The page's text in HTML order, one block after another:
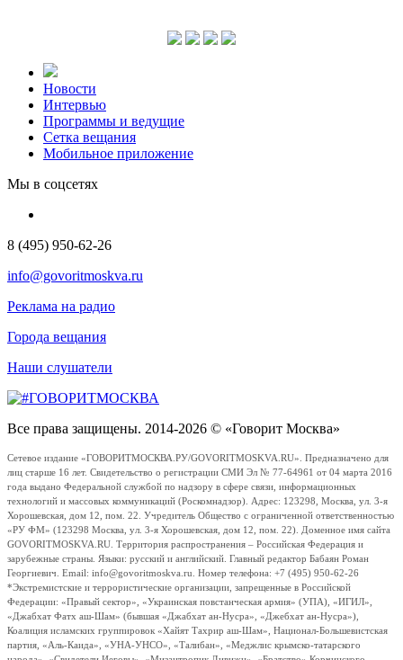
Новости
Интервью
Программы и ведущие
Сетка вещания
Мобильное приложение
Мы в соцсетях
8 (495) 950-62-26
info@govoritmoskva.ru
Реклама на радио
Города вещания
Наши слушатели
Все права защищены. 2014-2026 © «Говорит Москва»
Сетевое издание «ГОВОРИТМОСКВА.РУ/GOVORITMOSKVA.RU». Предназначено для
лиц старше 16 лет. Свидетельство о регистрации СМИ Эл № 77-64961 от 04 марта 2016
года выдано Федеральной службой по надзору в сфере связи, информационных
технологий и массовых коммуникаций (Роскомнадзор). Адрес: 123298, Москва, ул. 3-я
Хорошевская, дом 12, пом. 22. Учредитель Общество с ограниченной ответственностью
«РУ ФМ» (123298 Москва, ул. 3-я Хорошевская, дом 12, пом. 22). Доменное имя сайта
GOVORITMOSKVA.RU. Территория распространения – Российская Федерация и
зарубежные страны. Языки: русский и английский. Главный редактор Бабаян Роман
Георгиевич. Email: info@govoritmoskva.ru. Номер телефона: +7 (495) 950-62-26
*Экстремистские и террористические организации, запрещенные в Российской
Федерации: «Правый сектор», «Украинская повстанческая армия» (УПА), «ИГИЛ»,
«Джабхат Фатх аш-Шам» (бывшая «Джабхат ан-Нусра», «Джебхат ан-Нусра»),
Коалиция исламских группировок «Хайят Тахрир аш-Шам», Национал-Большевистская
партия, «Аль-Каида», «УНА-УНСО», «Талибан», «Меджлис крымско-татарского